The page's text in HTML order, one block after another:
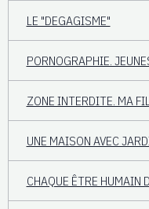
LE "DEGAGISME"
PORNOGRAPHIE.
ZONE INTERDITE. MA
UNE MAISON AVEC
CHAQUE ÊTRE HUMAIN